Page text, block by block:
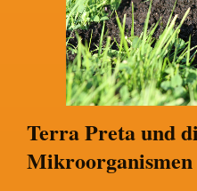
Terra Preta und
Mikroorganismen